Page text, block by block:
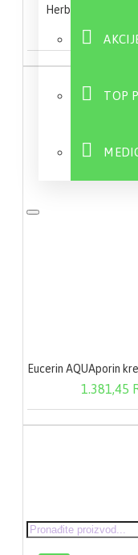
TOP
Herbarektal
578,28
1.381,45